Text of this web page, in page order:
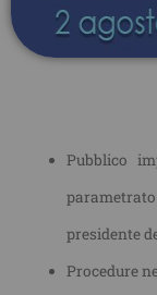
Pubblico
presidente
Procedure